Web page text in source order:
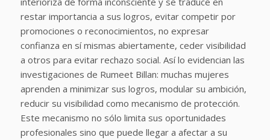
restar importancia a sus logros, evitar competir por
promociones o reconocimientos, no expresar
confianza en sí mismas abiertamente, ceder visibilidad
a otros para evitar rechazo social. Así lo evidencian las
investigaciones de Rumeet Billan: muchas mujeres
aprenden a minimizar sus logros, modular su ambición,
reducir su visibilidad como mecanismo de protección.
Este mecanismo no sólo limita sus oportunidades
profesionales sino que puede llegar a afectar a su